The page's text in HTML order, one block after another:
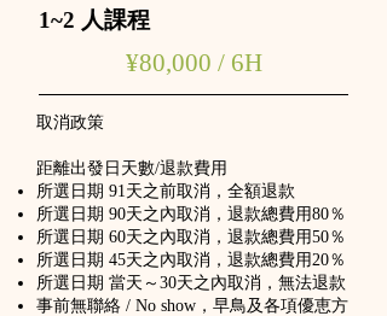
1~2 人課程
​​¥80,000 / 6H
取消政策
距離出發日天數/退款費用
所選日期 91天之前取消，全額退款
所選日期 90天之內取消，退款總費用80％
所選日期 60天之內取消，退款總費用50％
所選日期 45天之內取消，退款總費用20％
所選日期 當天～30天之內取消，無法退款
事前無聯絡 / No show，早鳥及各項優恵方